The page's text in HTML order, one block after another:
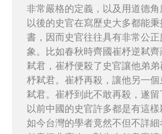
非常嚴格的定義，以及用道德角
以後的史官在寫歷史大多都能
書，因而史官往往具有非常公
象。比如春秋時齊國崔杼逆弒
弒君，崔杼便殺了史官讓他弟
杼弒君。崔杼再殺，讓他另一
弒君。崔杼到此不敢再殺，遂留
以前中國的史官許多都是有這樣
如今台灣的學者竟然不但不詳